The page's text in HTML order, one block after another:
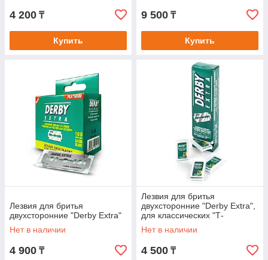
4 200 ₸
Купить
9 500 ₸
Купить
Лезвия для бритья
двухсторонние "Derby Extra"
Нет в наличии
4 900 ₸
Лезвия для бритья
двухсторонние "Derby Extra",
для классических "Т-
образных" бритв
Нет в наличии
4 500 ₸